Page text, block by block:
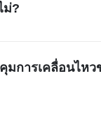
ม่?
มการเคลื่อนไหว